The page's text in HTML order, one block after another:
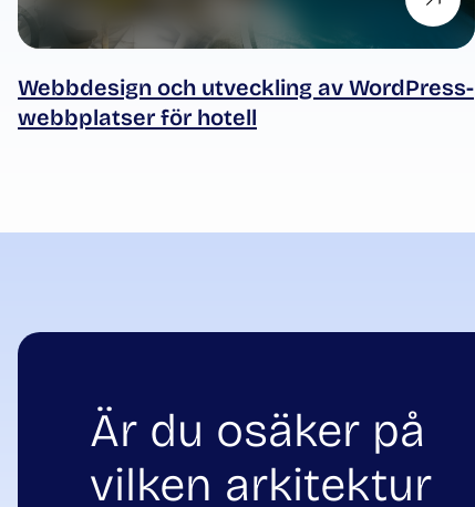
Webbdesign och utveckling av WordPress-
webbplatser för hotell
Är du osäker på
vilken arkitektur